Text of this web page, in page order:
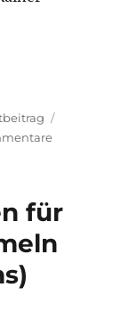
Hameln, Teil
zu
in
Teil
für